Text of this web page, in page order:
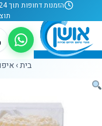
דלג לתוכןהזמנות דחופות תוך 24 שעות
בית›